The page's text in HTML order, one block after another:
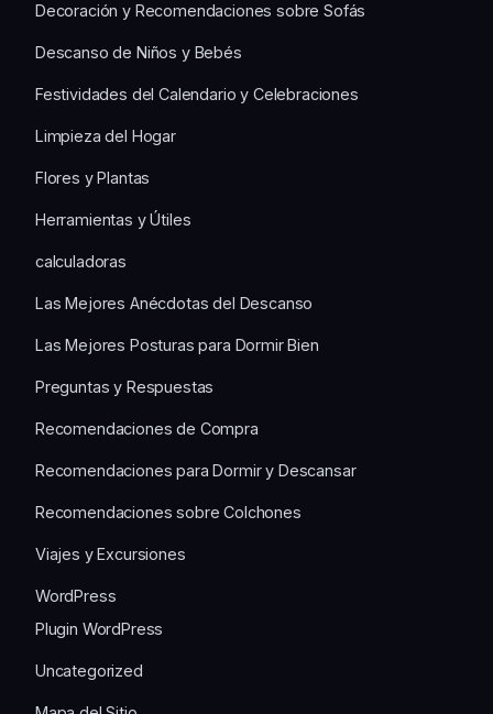
Decoración y Recomendaciones sobre Sofás
Descanso de Niños y Bebés
Festividades del Calendario y Celebraciones
Limpieza del Hogar
Flores y Plantas
Herramientas y Útiles
calculadoras
Las Mejores Anécdotas del Descanso
Las Mejores Posturas para Dormir Bien
Preguntas y Respuestas
Recomendaciones de Compra
Recomendaciones para Dormir y Descansar
Recomendaciones sobre Colchones
Viajes y Excursiones
WordPress
Plugin WordPress
Uncategorized